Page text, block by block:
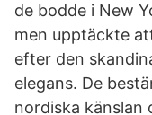
de bodde i New
men upptäckte
efter den
elegans. De
nordiska känslan